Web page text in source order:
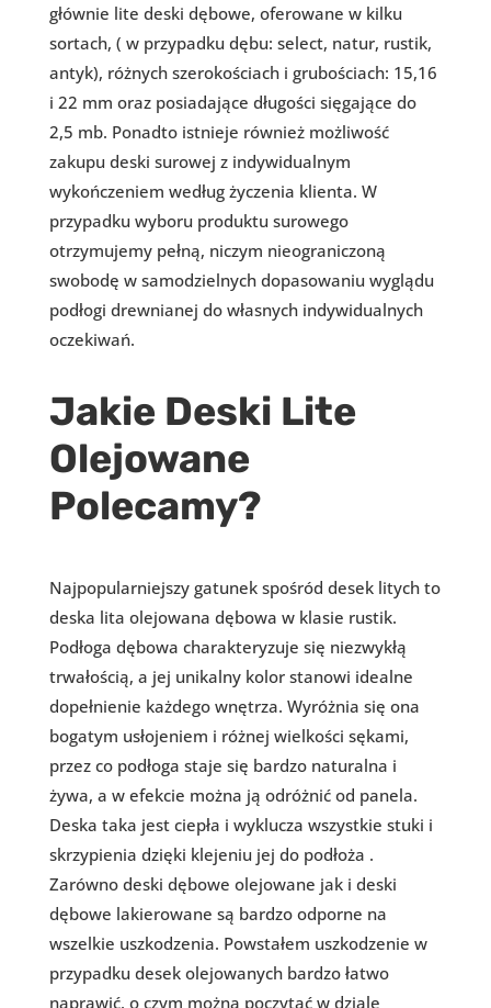
głównie lite deski dębowe, oferowane w kilku
sortach, ( w przypadku dębu: select, natur, rustik,
antyk), różnych szerokościach i grubościach: 15,16
i 22 mm oraz posiadające długości sięgające do
2,5 mb. Ponadto istnieje również możliwość
zakupu deski surowej z indywidualnym
wykończeniem według życzenia klienta. W
przypadku wyboru produktu surowego
otrzymujemy pełną, niczym nieograniczoną
swobodę w samodzielnych dopasowaniu wyglądu
podłogi drewnianej do własnych indywidualnych
oczekiwań.
Jakie Deski Lite
Olejowane
Polecamy?
Najpopularniejszy gatunek spośród desek litych to
deska lita olejowana dębowa w klasie rustik.
Podłoga dębowa charakteryzuje się niezwykłą
trwałością, a jej unikalny kolor stanowi idealne
dopełnienie każdego wnętrza. Wyróżnia się ona
bogatym usłojeniem i różnej wielkości sękami,
przez co podłoga staje się bardzo naturalna i
żywa, a w efekcie można ją odróżnić od panela.
Deska taka jest ciepła i wyklucza wszystkie stuki i
skrzypienia dzięki klejeniu jej do podłoża .
Zarówno deski dębowe olejowane jak i deski
dębowe lakierowane są bardzo odporne na
wszelkie uszkodzenia. Powstałem uszkodzenie w
przypadku desek olejowanych bardzo łatwo
naprawić, o czym można poczytać w dziale